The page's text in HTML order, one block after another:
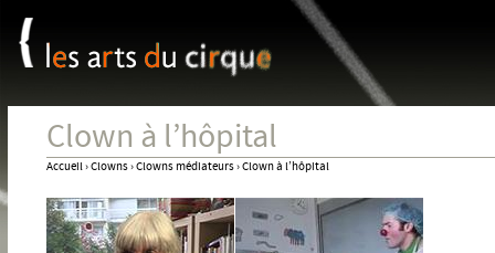
Clown à l’hôpital
Vous
êtes
Accueil›Clowns›Clowns médiateurs›Clown à l’hôpital
Panneau de gestion des cookies